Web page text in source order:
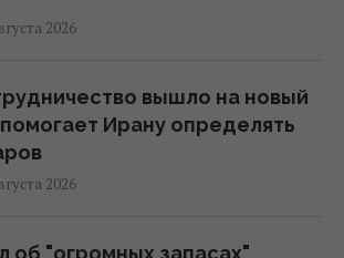
2026
вышло на новый
Ирану определять
2026
об "огромных запасах"